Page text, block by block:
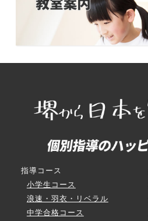
指導コース
小学生コース
浪速・羽衣・リベラル
中学合格コース